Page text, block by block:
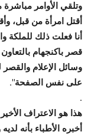
وتلقي الأوامر مباشرة
أقتل امرأة من قبل،
أنا فعلت ذلك للملكة
قصر باكنجهام
وسائل الإعلام والقصر
على نفس الصفحة".
.
هذا هو الاعتراف
أخبره الأطباء بأنه